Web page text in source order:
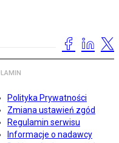
Polityka Prywatności
Zmiana ustawień zgód
Regulamin serwisu
Informacje o nadawcy